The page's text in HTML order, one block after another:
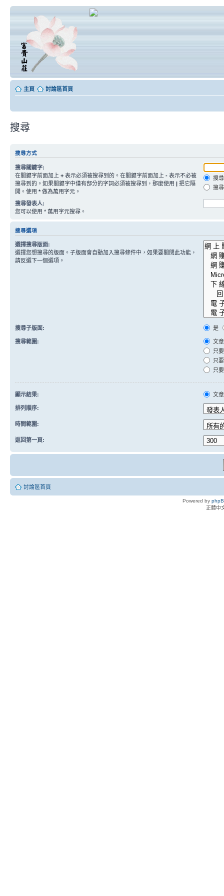
主頁 討論區首頁
搜尋
搜尋方式
搜尋關鍵字:
在關鍵字前面加上 + 表示必須被搜尋到的。在關鍵字前面加上 - 表示不必被
搜尋到的。如果關鍵字中僅有部分的字詞必須被搜尋到，那麼使用 | 把它隔
開。使用 * 做為萬用字元。
搜
搜
搜尋發表人:
您可以使用 * 萬用字元搜尋。
搜尋選項
選擇搜尋版面:
選擇您想搜尋的版面。子版面會自動加入搜尋條件中，如果要關閉此功能，
請反選下一個選項。
搜尋子版面: 是
搜尋範圍:
文
只
只
只
顯示結果: 文章
排列順序:
時間範圍:
返回第一頁:
討論區首頁
Powered by
正體中